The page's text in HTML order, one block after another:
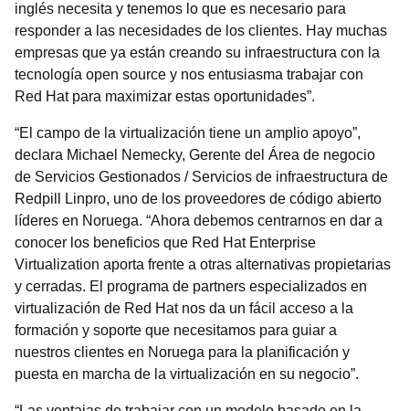
inglés necesita y tenemos lo que es necesario para
responder a las necesidades de los clientes. Hay muchas
empresas que ya están creando su infraestructura con la
tecnología open source y nos entusiasma trabajar con
Red Hat para maximizar estas oportunidades”.
“El campo de la virtualización tiene un amplio apoyo”,
declara Michael Nemecky, Gerente del Área de negocio
de Servicios Gestionados / Servicios de infraestructura de
Redpill Linpro, uno de los proveedores de código abierto
líderes en Noruega. “Ahora debemos centrarnos en dar a
conocer los beneficios que Red Hat Enterprise
Virtualization aporta frente a otras alternativas propietarias
y cerradas. El programa de partners especializados en
virtualización de Red Hat nos da un fácil acceso a la
formación y soporte que necesitamos para guiar a
nuestros clientes en Noruega para la planificación y
puesta en marcha de la virtualización en su negocio”.